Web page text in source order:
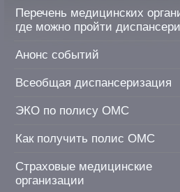
Перечень медицинских
где можно пройти
Анонс событий
Всеобщая диспансеризация
ЭКО по полису ОМС
Как получить полис ОМС
Страховые медицинские
организации